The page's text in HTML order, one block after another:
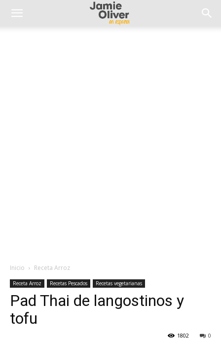
Inicio Receta Arroz
Receta Arroz Recetas Pescados Recetas vegetarianas
Pad Thai de langostinos y
tofu
0
1802